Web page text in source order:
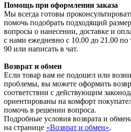
Помощь при оформлении заказа
Мы всегда готовы
помочь подобрать подходящий
вопросы о нанесении, доставке и
с нами ежедневно с 10.00 до 21.00 по
90 или написать в чат.
Возврат и обмен
Если товар вам не подошел или
проблемы, вы можете оформить
соответствии с действующим
ориентированы на комфорт
помочь в решении вопроса.
Подробные условия возврата и
на странице «Возврат и обмен».